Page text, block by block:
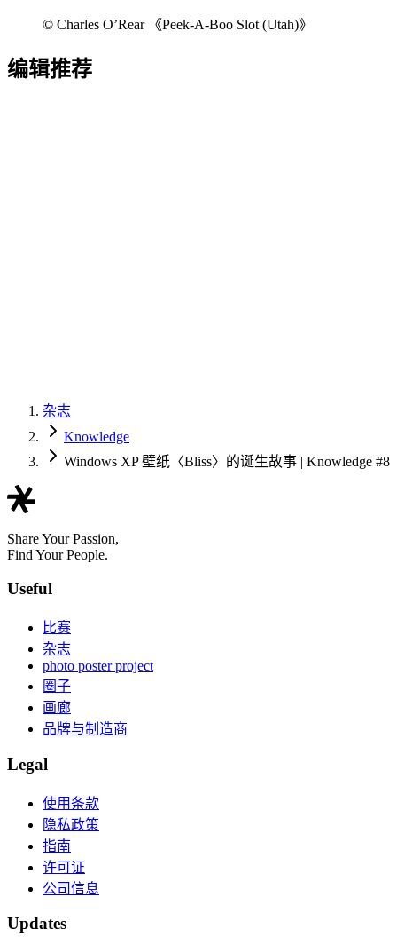
© Charles O’Rear 《Peek-A-Boo Slot (Utah)》
编辑推荐
杂志
Knowledge
Windows XP 壁纸〈Bliss〉的诞生故事 | Knowledge #8
Share Your Passion,
Find Your People.
Useful
比赛
杂志
photo poster project
圈子
画廊
品牌与制造商
Legal
使用条款
隐私政策
指南
许可证
公司信息
Updates